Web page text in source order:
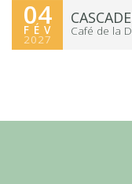
04
FÉV
2027
Café de la
RÉSERVER